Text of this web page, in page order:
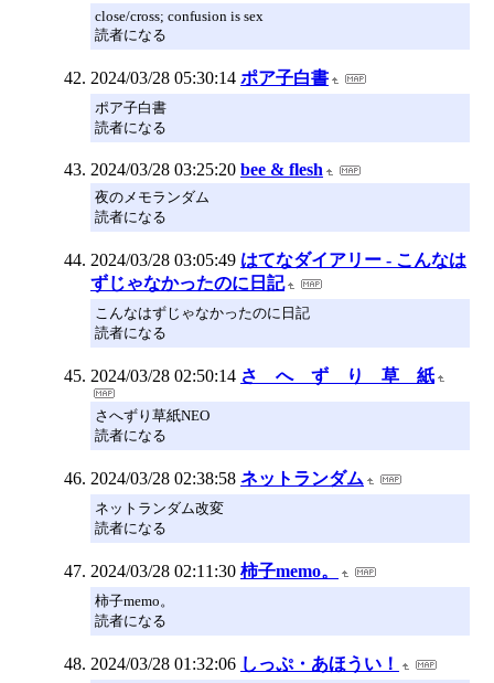
close/cross; confusion is sex
読者になる
2024/03/28 05:30:14 ポア子白書
ポア子白書
読者になる
2024/03/28 03:25:20 bee & flesh
夜のメモランダム
読者になる
2024/03/28 03:05:49 はてなダイアリー - こんなは
ずじゃなかったのに日記
こんなはずじゃなかったのに日記
読者になる
2024/03/28 02:50:14 さ へ ず り 草 紙
さへずり草紙NEO
読者になる
2024/03/28 02:38:58 ネットランダム
ネットランダム改変
読者になる
2024/03/28 02:11:30 柿子memo。
柿子memo。
読者になる
2024/03/28 01:32:06 しっぷ・あほうい！